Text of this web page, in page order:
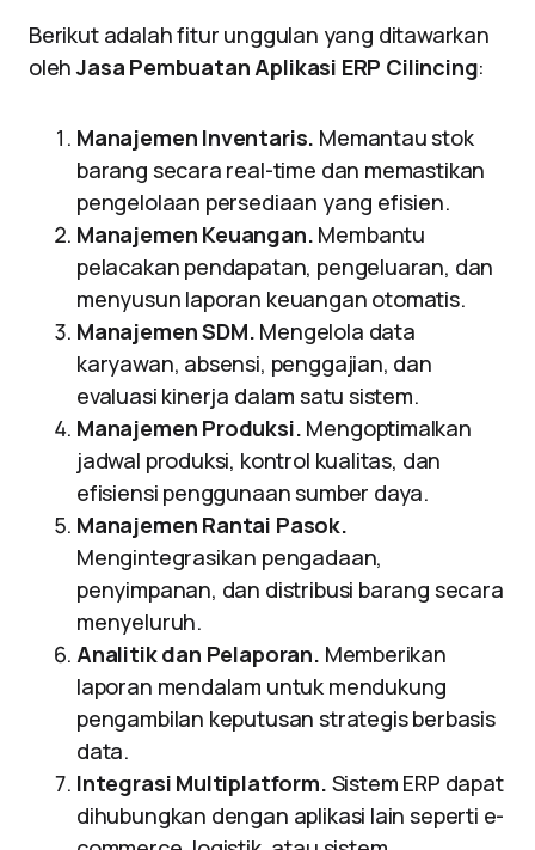
Berikut adalah fitur unggulan yang ditawarkan
olehJasa Pembuatan Aplikasi ERP Cilincing:
Manajemen Inventaris. Memantau stok
barang secara real-time dan memastikan
pengelolaan persediaan yang efisien.
Manajemen Keuangan. Membantu
pelacakan pendapatan, pengeluaran, dan
menyusun laporan keuangan otomatis.
Manajemen SDM. Mengelola data
karyawan, absensi, penggajian, dan
evaluasi kinerja dalam satu sistem.
Manajemen Produksi. Mengoptimalkan
jadwal produksi, kontrol kualitas, dan
efisiensi penggunaan sumber daya.
Manajemen Rantai Pasok.
Mengintegrasikan pengadaan,
penyimpanan, dan distribusi barang secara
menyeluruh.
Analitik dan Pelaporan. Memberikan
laporan mendalam untuk mendukung
pengambilan keputusan strategis berbasis
data.
Integrasi Multiplatform. Sistem ERP dapat
dihubungkan dengan aplikasi lain seperti e-